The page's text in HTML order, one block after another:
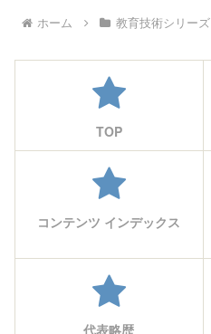
ホーム 教育技術シリーズ
TOP
コンテンツ インデックス
代表略歴